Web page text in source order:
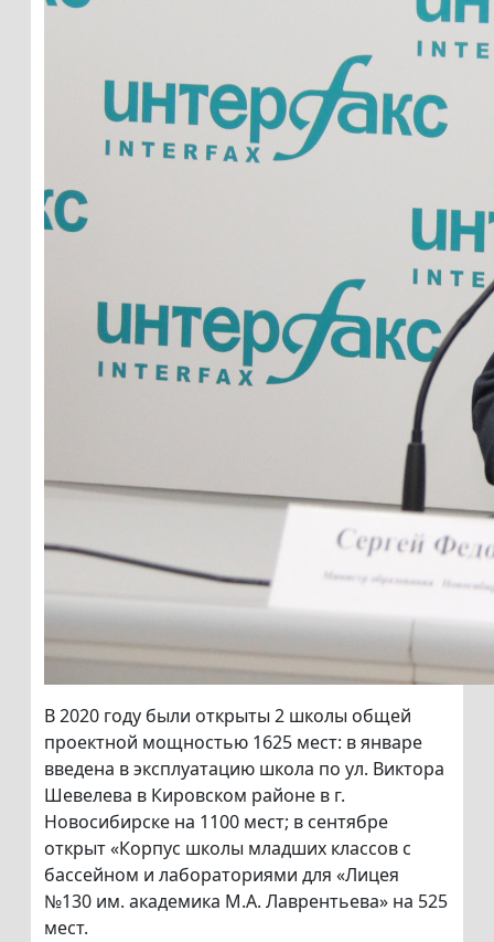
В 2020 году были открыты 2 школы общей
проектной мощностью 1625 мест: в январе
введена в эксплуатацию школа по ул. Виктора
Шевелева в Кировском районе в г.
Новосибирске на 1100 мест; в сентябре
открыт «Корпус школы младших классов с
бассейном и лабораториями для «Лицея
№130 им. академика М.А. Лаврентьева» на 525
мест.